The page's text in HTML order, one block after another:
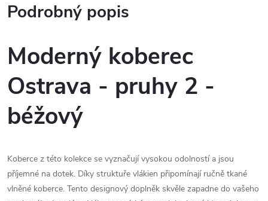
Podrobný popis
Moderný koberec
Ostrava - pruhy 2 -
béžový
Koberce z této kolekce se vyznačují vysokou odolností a jsou
příjemné na dotek. Díky struktuře vlákien připomínají ručně tkané
vlněné koberce. Tento designový doplněk skvěle zapadne do vašeho